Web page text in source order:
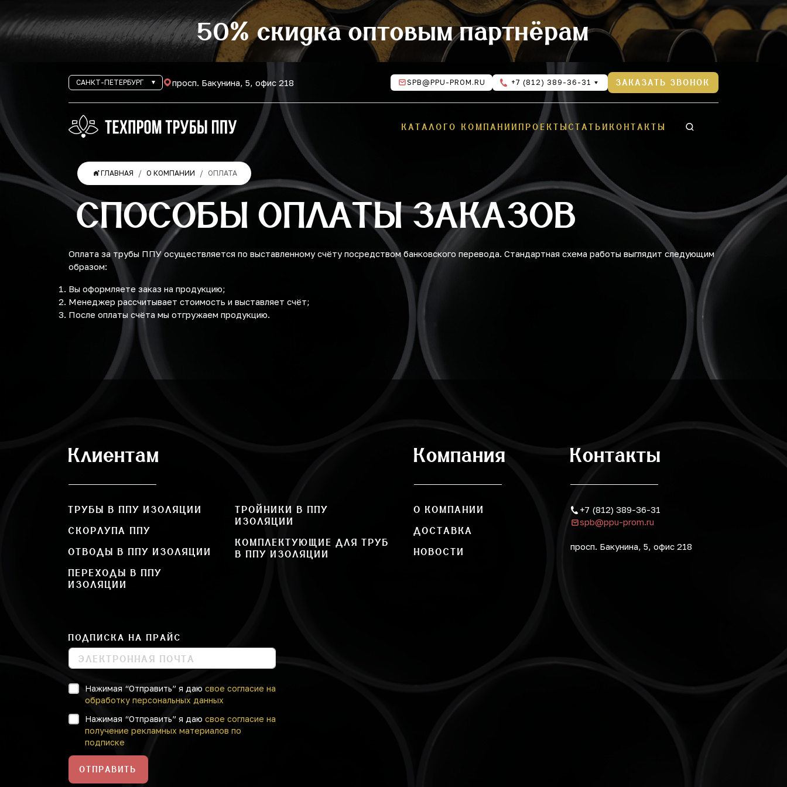
50% скидка оптовым партнёрам
САНКТ-ПЕТЕРБУРГ просп. Бакунина, 5, офис 218 SPB@PPU-PROM.RU +7 (812) 389-36-31 ЗАКАЗАТЬ ЗВОНОК
КАТАЛОГО КОМПАНИИ ПРОЕКТЫСТАТЬИ КОНТАКТЫ
ГЛАВНАЯ О КОМПАНИИ ОПЛАТА
СПОСОБЫ ОПЛАТЫ ЗАКАЗОВ
Оплата за трубы ППУ осуществляется по выставленному счёту посредством банковского перевода. Стандартная схема работы выглядит следующим
образом:
Вы оформляете заказ на продукцию;
Менеджер рассчитывает стоимость и выставляет счёт;
После оплаты счёта мы отгружаем продукцию.
Клиентам
ТРУБЫ В ППУ ИЗОЛЯЦИИ
СКОРЛУПА ППУ
ОТВОДЫ В ППУ ИЗОЛЯЦИИ
ПЕРЕХОДЫ В ППУ
ИЗОЛЯЦИИ
ТРОЙНИКИ В ППУ
ИЗОЛЯЦИИ
КОМПЛЕКТУЮЩИЕ ДЛЯ ТРУБ
В ППУ ИЗОЛЯЦИИ
ПОДПИСКА НА ПРАЙС
Нажимая “Отправить” я даю свое согласие на
обработку персональных данных
Нажимая “Отправить” я даю свое согласие на
получение рекламных материалов по
подписке
ОТПРАВИТЬ
Компания
О КОМПАНИИ
ДОСТАВКА
НОВОСТИ
Контакты
+7 (812) 389-36-31
spb@ppu-prom.ru
просп. Бакунина, 5, офис 218